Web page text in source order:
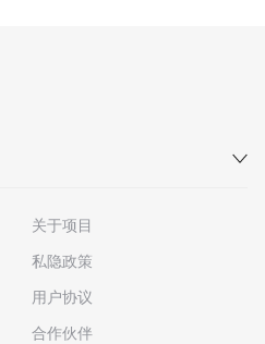
关于项目
私隐政策
用户协议
合作伙伴